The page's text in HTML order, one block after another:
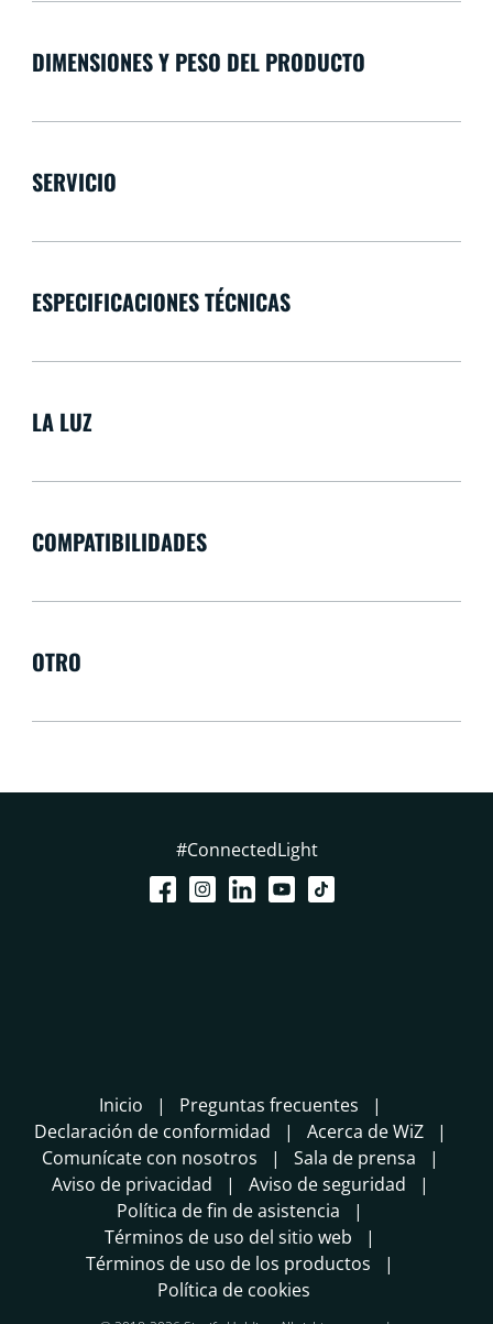
DIMENSIONES Y PESO DEL PRODUCTO
SERVICIO
ESPECIFICACIONES TÉCNICAS
LA LUZ
COMPATIBILIDADES
OTRO
#ConnectedLight
Inicio
Preguntas frecuentes
Declaración de conformidad
Acerca de WiZ
Comunícate con nosotros
Sala de prensa
Aviso de privacidad
Aviso de seguridad
Política de fin de asistencia
Términos de uso del sitio web
Términos de uso de los productos
Política de cookies